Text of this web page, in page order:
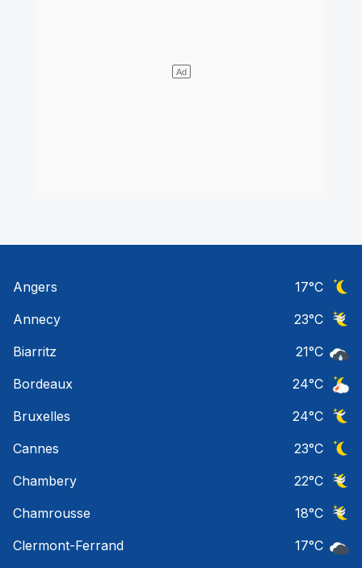
Angers 17°C
Annecy
23°C
Biarritz
21°C
Bordeaux
24°C
Bruxelles
24°C
Cannes
23°C
Chambery
22°C
Chamrousse
18°C
Clermont-Ferrand
17°C